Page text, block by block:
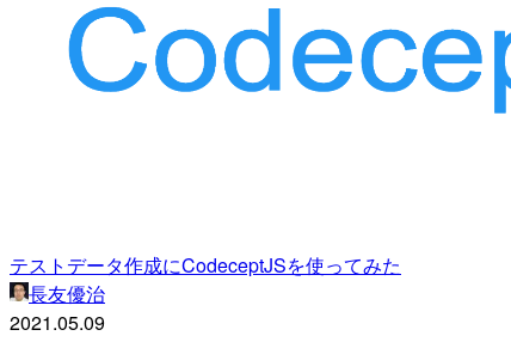
テストデータ作成にCodeceptJSを使ってみた
長友優治
2021.05.09